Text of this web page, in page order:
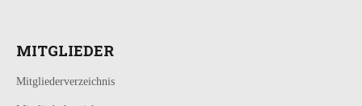
MITGLIEDER
Mitgliederverzeichnis